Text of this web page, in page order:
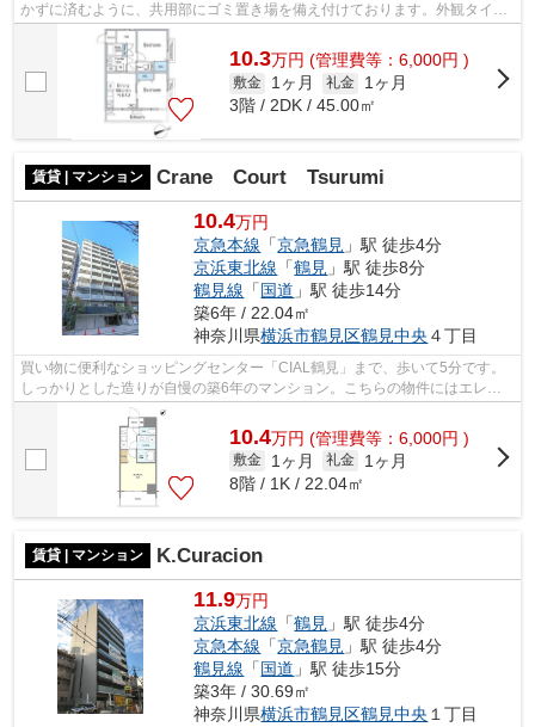
かずに済むように、共用部にゴミ置き場を備え付けております。外観タイル
張りは耐久性に優れ、管理の手間も抑...
10.3万円 (管理費等：6,000円 )
敷金 1ヶ月 礼金
1ヶ月
3階 / 2DK / 45.00㎡
賃貸 | マンション Crane Court Tsurumi
10.4万円
京急本線 「京急鶴見 」駅 徒歩4分
京浜東北線 「鶴見 」駅 徒歩8分
鶴見線 「国道 」駅 徒歩14分
築6年 / 22.04㎡
神奈川県横浜市鶴見区鶴見中央 ４丁目
買い物に便利なショッピングセンター「CIAL鶴見」まで、歩いて5分です。
しっかりとした造りが自慢の築6年のマンション。こちらの物件にはエレベ
ーターが付いています。駅まで4分と、駅...
10.4万円 (管理費等：6,000円 )
敷金 1ヶ月 礼金
1ヶ月
8階 / 1K / 22.04㎡
賃貸 | マンション K.Curacion
11.9万円
京浜東北線 「鶴見 」駅 徒歩4分
京急本線 「京急鶴見 」駅 徒歩4分
鶴見線 「国道 」駅 徒歩15分
築3年 / 30.69㎡
神奈川県横浜市鶴見区鶴見中央 １丁目